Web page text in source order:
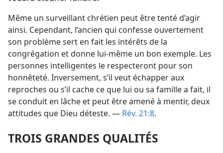
Même un surveillant chrétien peut être tenté d’agir
ainsi. Cependant, l’ancien qui confesse ouvertement
son problème sert en fait les intérêts de la
congrégation et donne lui-​même un bon exemple. Les
personnes intelligentes le respecteront pour son
honnêteté. Inversement, s’il veut échapper aux
reproches ou s’il cache ce que lui ou sa famille a fait, il
se conduit en lâche et peut être amené à mentir, deux
attitudes que Dieu déteste. — Rév. 21:8.
TROIS GRANDES QUALITÉS